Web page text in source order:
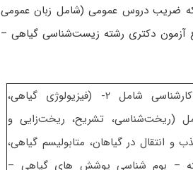
ضریب دروس عمومی (شامل زبان عمومی
آزمون دکتری رشته زیست‌شناسی گیاهی –
– مجموعه دروس تخصصی در سطح کارشناسی شامل ۲- (فیزیولوژی گیاهی،
(ریخت‌شناسی، تشریح، ریخت‌زایی و
و کارشناسی ارشد شامل ۳- (جذب و انتقال در گیاهان، متابولیسم گیاهی،
پیشرفته – بوم شناسی پوشش های گیاهی –